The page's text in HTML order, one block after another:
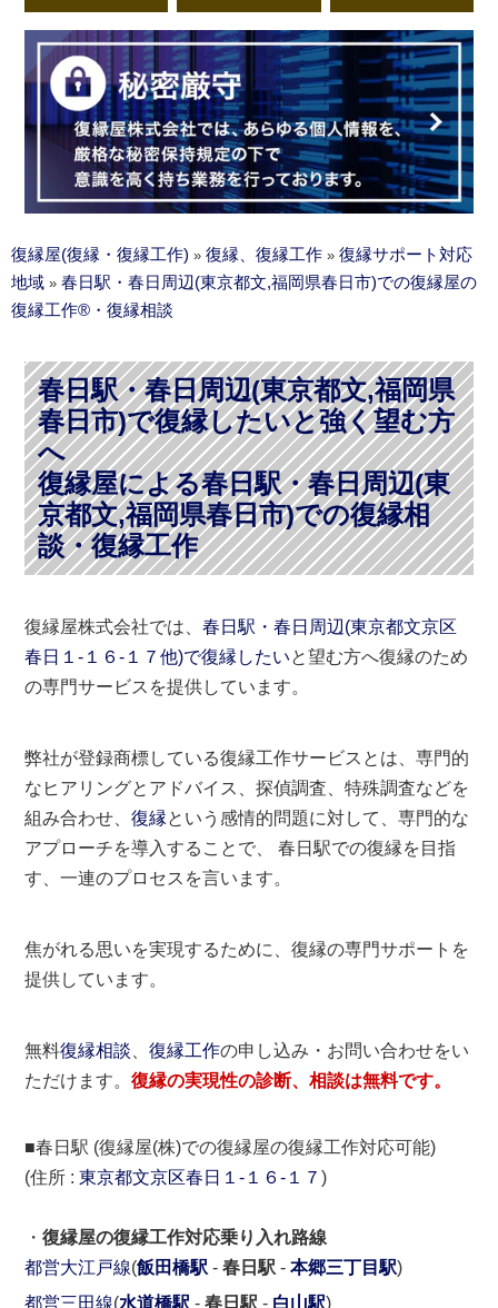
復縁屋(復縁・復縁工作) » 復縁、復縁工作 » 復縁サポート対応
地域 » 春日駅・春日周辺(東京都文,福岡県春日市)での復縁屋の
復縁工作®・復縁相談
春日駅・春日周辺(東京都文,福岡県
春日市)で復縁したいと強く望む方
へ
復縁屋による春日駅・春日周辺(東
京都文,福岡県春日市)での復縁相
談・復縁工作
復縁屋株式会社では、春日駅・春日周辺(東京都文京区
春日１-１６-１７他)で復縁したいと望む方へ復縁のため
の専門サービスを提供しています。
弊社が登録商標している復縁工作サービスとは、専門的
なヒアリングとアドバイス、探偵調査、特殊調査などを
組み合わせ、復縁という感情的問題に対して、専門的な
アプローチを導入することで、 春日駅での復縁を目指
す、一連のプロセスを言います。
焦がれる思いを実現するために、復縁の専門サポートを
提供しています。
無料復縁相談 、復縁工作の申し込み・お問い合わせをい
ただけます。復縁の実現性の診断、相談は無料です。
■春日駅 (復縁屋(株)での復縁屋の復縁工作対応可能)
(住所 :東京都文京区春日１-１６-１７)
・復縁屋の復縁工作対応乗り入れ路線
都営大江戸線(飯田橋駅 -春日駅 -本郷三丁目駅)
都営三田線(水道橋駅 -春日駅 - 白山駅)